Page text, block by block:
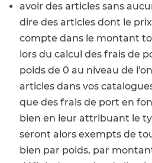
avoir des articles sans
dire des articles dont le
compte dans le montant
lors du calcul des frais de
poids de 0 au niveau de
articles dans vos
que des frais de port en
bien en leur attribuant le
seront alors exempts de
bien par poids, par